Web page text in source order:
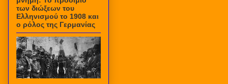
των διώξεων του
Ελληνισμού το 1908 και
ο ρόλος της Γερμανίας